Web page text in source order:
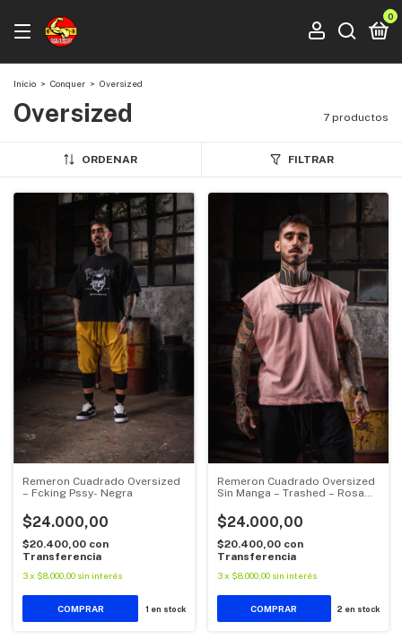
0
Inicio > Conquer > Oversized
Oversized 7 productos
ORDENAR FILTRAR
Remeron Cuadrado Oversized
– Fcking Pssy- Negra
$24.000,00
$20.400,00 con
Transferencia
3x $8.000,00 sin interés
COMPRAR 1 en stock
Remeron Cuadrado Oversized
Sin Manga – Trashed – Rosa
$24.000,00
$20.400,00 con
Transferencia
3 x $8.000,00 sin interés
COMPRAR 2 en stock